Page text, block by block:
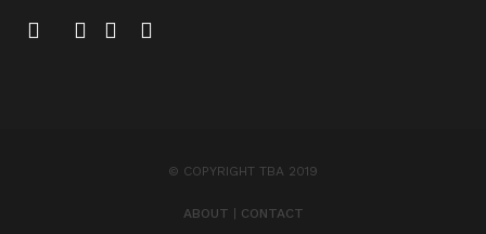
© COPYRIGHT TBA 2019
ABOUT CONTACT